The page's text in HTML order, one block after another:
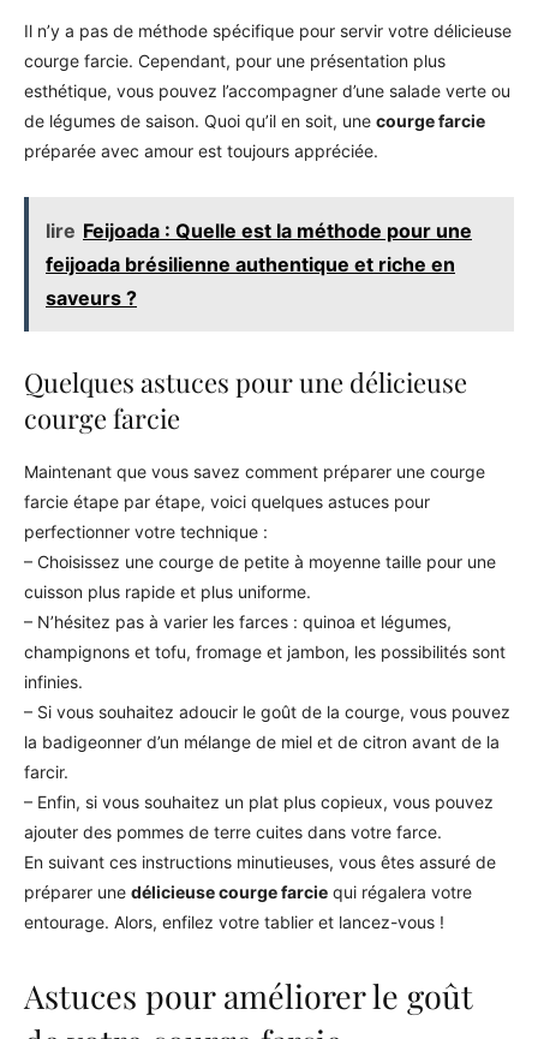
Il n’y a pas de méthode spécifique pour servir votre délicieuse
courge farcie. Cependant, pour une présentation plus
esthétique, vous pouvez l’accompagner d’une salade verte ou
de légumes de saison. Quoi qu’il en soit, une courge farcie
préparée avec amour est toujours appréciée.
lire Feijoada : Quelle est la méthode pour une
feijoada brésilienne authentique et riche en
saveurs ?
Quelques astuces pour une délicieuse
courge farcie
Maintenant que vous savez comment préparer une courge
farcie étape par étape, voici quelques astuces pour
perfectionner votre technique :
– Choisissez une courge de petite à moyenne taille pour une
cuisson plus rapide et plus uniforme.
– N’hésitez pas à varier les farces : quinoa et légumes,
champignons et tofu, fromage et jambon, les possibilités sont
infinies.
– Si vous souhaitez adoucir le goût de la courge, vous pouvez
la badigeonner d’un mélange de miel et de citron avant de la
farcir.
– Enfin, si vous souhaitez un plat plus copieux, vous pouvez
ajouter des pommes de terre cuites dans votre farce.
En suivant ces instructions minutieuses, vous êtes assuré de
préparer une délicieuse courge farcie qui régalera votre
entourage. Alors, enfilez votre tablier et lancez-vous !
Astuces pour améliorer le goût